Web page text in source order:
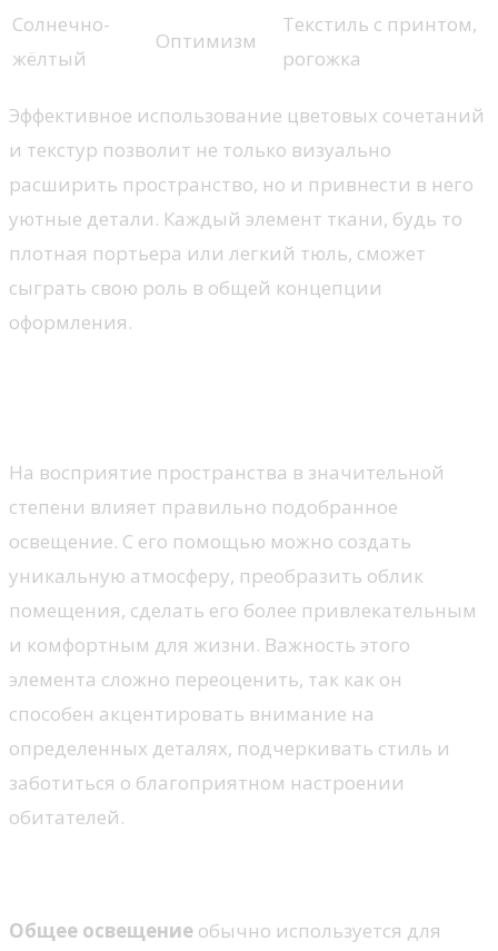
Солнечно-
жёлтый
Оптимизм
Текстиль с принтом,
рогожка
Эффективное использование цветовых сочетаний
и текстур позволит не только визуально
расширить пространство, но и привнести в него
уютные детали. Каждый элемент ткани, будь то
плотная портьера или легкий тюль, сможет
сыграть свою роль в общей концепции
оформления.
На восприятие пространства в значительной
степени влияет правильно подобранное
освещение. С его помощью можно создать
уникальную атмосферу, преобразить облик
помещения, сделать его более привлекательным
и комфортным для жизни. Важность этого
элемента сложно переоценить, так как он
способен акцентировать внимание на
определенных деталях, подчеркивать стиль и
заботиться о благоприятном настроении
обитателей.
Общее освещение обычно используется для